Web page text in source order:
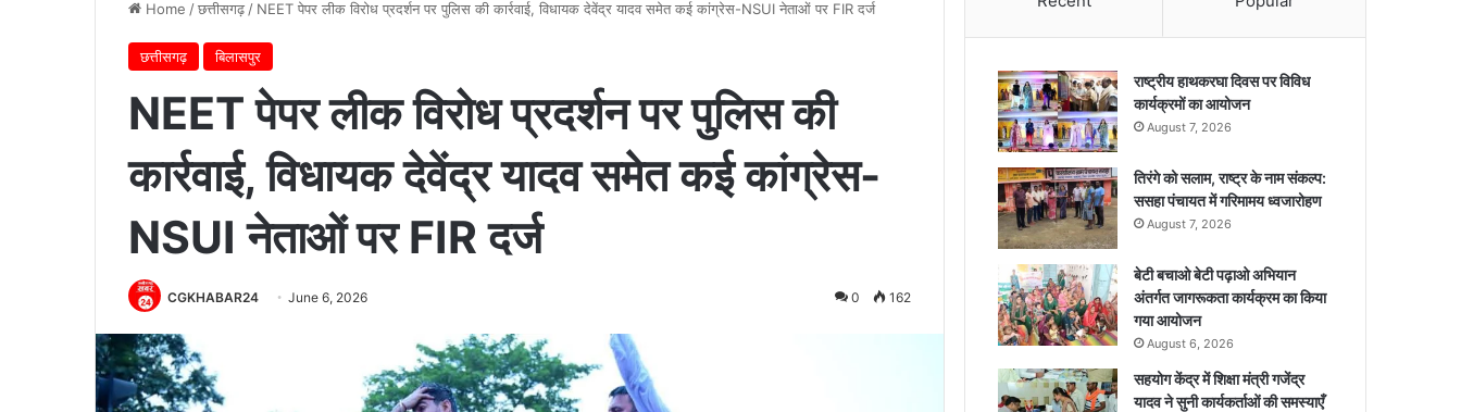
Home /छत्तीसगढ़ / NEET पेपर लीक विरोध प्रदर्शन पर पुलिस की कार्रवाई, विधायक देवेंद्र यादव समेत कई कांग्रेस-NSUI नेताओं पर FIR दर्ज
छत्तीसगढ़ बिलासपुर
NEET पेपर लीक विरोध प्रदर्शन पर पुलिस की
कार्रवाई, विधायक देवेंद्र यादव समेत कई कांग्रेस-
NSUI नेताओं पर FIR दर्ज
CGKHABAR24 June 6, 2026 0 162
राष्ट्रीय हाथकरघा दिवस पर विविध
कार्यक्रमों का आयोजन
August 7, 2026
तिरंगे को सलाम, राष्ट्र के नाम संकल्प:
ससहा पंचायत में गरिमामय ध्वजारोहण
August 7, 2026
बेटी बचाओ बेटी पढ़ाओ अभियान
अंतर्गत जागरूकता कार्यक्रम का किया
गया आयोजन
August 6, 2026
सहयोग केंद्र में शिक्षा मंत्री गजेंद्र
यादव ने सुनी कार्यकर्ताओं की समस्याएँ